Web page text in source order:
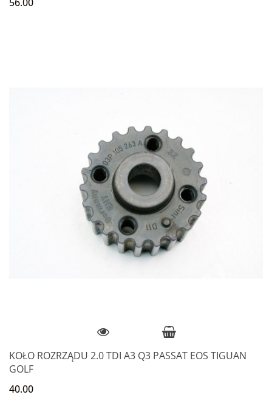
KOŁO ROZRZĄDU 2.0 TDI A3 Q3 PASSAT EOS TIGUAN
GOLF
40.00